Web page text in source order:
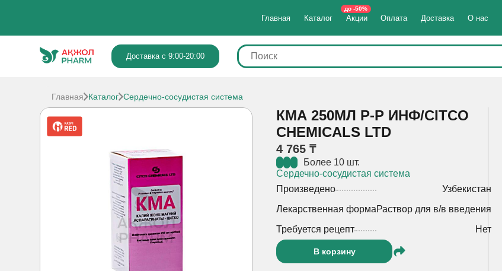
Главная Каталог Акции
до -50%
Оплата Доставка О нас
Доставка с 9:00-20:00
Главная Каталог Сердечно-сосудистая система
КМА 250МЛ Р-Р ИНФ/CITCO
CHEMICALS LTD
4 765 ₸
Более 10 шт.
Сердечно-сосудистая система
Произведено
Узбекистан
Лекарственная формаРаствор для в/в введения
Требуется рецепт
Нет
В корзину